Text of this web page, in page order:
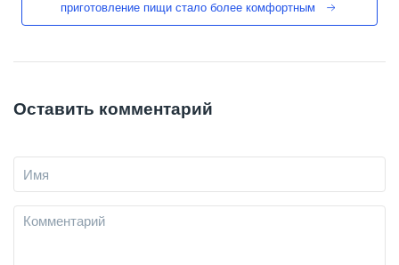
приготовление пищи стало более комфортным
Оставить комментарий